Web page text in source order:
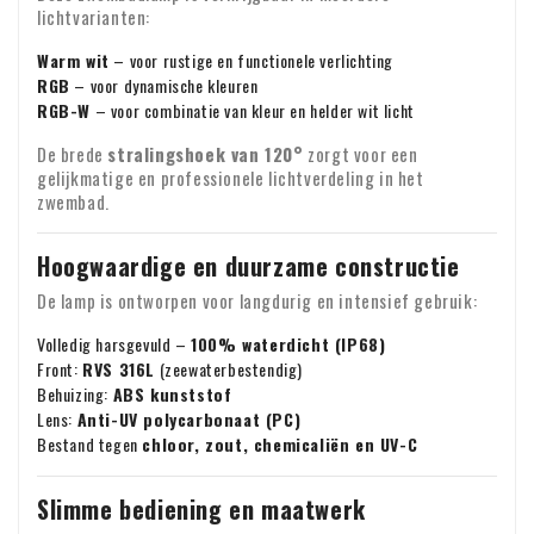
wij geen BTW over de factuur. Uw BTW-nummer wordt
automatisch gecontroleerd. Werkt uw BTW-nummer niet?
Neem dan even contact met ons op.
Voor vragen over verzending of andere zaken kunt u altijd
vrijblijvend contact opnemen via e-mail:info@xpropool.com
lichtvarianten:
Warm wit – voor rustige en functionele verlichting
RGB – voor dynamische kleuren
RGB-W – voor combinatie van kleur en helder wit licht
De brede stralingshoek van 120° zorgt voor een
gelijkmatige en professionele lichtverdeling in het
zwembad.
Hoogwaardige en duurzame constructie
De lamp is ontworpen voor langdurig en intensief gebruik:
Volledig harsgevuld –100% waterdicht (IP68)
Front: RVS 316L (zeewaterbestendig)
Behuizing: ABS kunststof
Lens: Anti-UV polycarbonaat (PC)
Bestand tegen chloor, zout, chemicaliën en UV-C
Slimme bediening en maatwerk